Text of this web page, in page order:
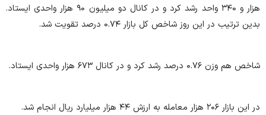
هزار و ۳۴۰ واحد رشد کرد و در کانال دو میلیون ۹۰ هزار واحدی ایستاد.
بدین ترتیب در این روز شاخص کل بازار ۰.۷۴ درصد تقویت شد.
شاخص هم وزن ۰.۷۶ درصد رشد کرد و در کانال ۶۷۳ هزار واحدی ایستاد.
در این بازار ۲۰۶ هزار معامله به ارزش ۴۴ هزار میلیارد ریال انجام شد.